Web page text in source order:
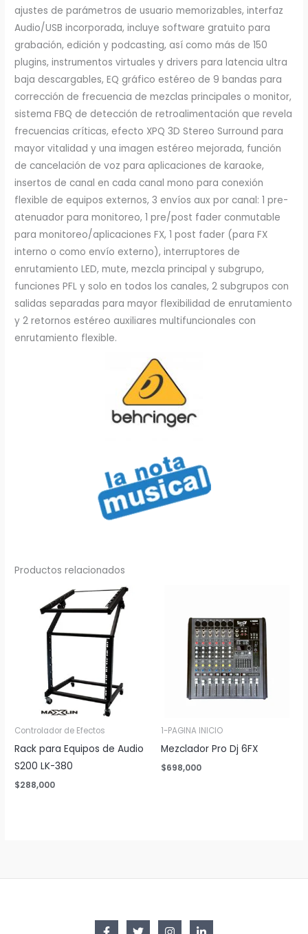
ajustes de parámetros de usuario memorizables, interfaz
Audio/USB incorporada, incluye software gratuito para
grabación, edición y podcasting, así como más de 150
plugins, instrumentos virtuales y drivers para latencia ultra
baja descargables, EQ gráfico estéreo de 9 bandas para
corrección de frecuencia de mezclas principales o monitor,
sistema FBQ de detección de retroalimentación que revela
frecuencias críticas, efecto XPQ 3D Stereo Surround para
mayor vitalidad y una imagen estéreo mejorada, función
de cancelación de voz para aplicaciones de karaoke,
insertos de canal en cada canal mono para conexión
flexible de equipos externos, 3 envíos aux por canal: 1 pre-
atenuador para monitoreo, 1 pre/post fader conmutable
para monitoreo/aplicaciones FX, 1 post fader (para FX
interno o como envío externo), interruptores de
enrutamiento LED, mute, mezcla principal y subgrupo,
funciones PFL y solo en todos los canales, 2 subgrupos con
salidas separadas para mayor flexibilidad de enrutamiento
y 2 retornos estéreo auxiliares multifuncionales con
enrutamiento flexible.
Productos relacionados
Controlador de Efectos
Rack para Equipos de Audio
S200 LK-380
$288,000
1-PAGINA INICIO
Mezclador Pro Dj 6FX
$698,000